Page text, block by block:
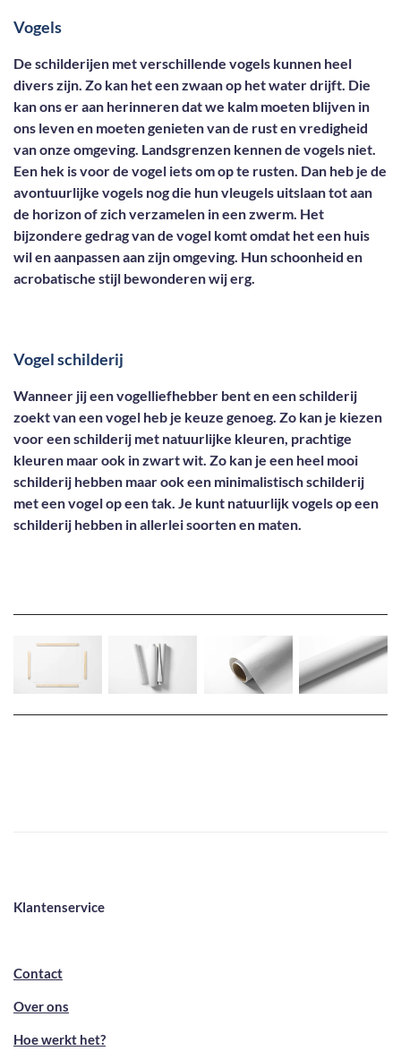
Vogels
De schilderijen met verschillende vogels kunnen heel
divers zijn. Zo kan het een zwaan op het water drijft. Die
kan ons er aan herinneren dat we kalm moeten blijven in
ons leven en moeten genieten van de rust en vredigheid
van onze omgeving. Landsgrenzen kennen de vogels niet.
Een hek is voor de vogel iets om op te rusten. Dan heb je de
avontuurlijke vogels nog die hun vleugels uitslaan tot aan
de horizon of zich verzamelen in een zwerm. Het
bijzondere gedrag van de vogel komt omdat het een huis
wil en aanpassen aan zijn omgeving. Hun schoonheid en
acrobatische stijl bewonderen wij erg.
Vogel schilderij
Wanneer jij een vogelliefhebber bent en een schilderij
zoekt van een vogel heb je keuze genoeg. Zo kan je kiezen
voor een schilderij met natuurlijke kleuren, prachtige
kleuren maar ook in zwart wit. Zo kan je een heel mooi
schilderij hebben maar ook een minimalistisch schilderij
met een vogel op een tak. Je kunt natuurlijk vogels op een
schilderij hebben in allerlei soorten en maten.
Klantenservice
Contact
Over ons
Hoe werkt het?